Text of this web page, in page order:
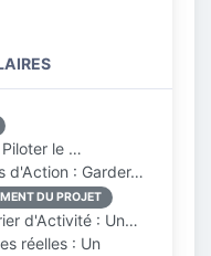
le …
d'Action : Garder…
DU PROJET
d'Activité : Un…
réelles : Un